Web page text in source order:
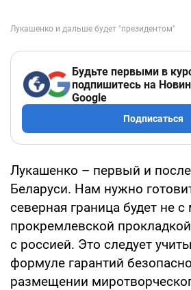
Будьте первыми в
подпишитесь на
Google
Подписаться
Лукашенко – первый и
Беларуси. Нам нужно
северная граница будет не
прокремлевской
с россией. Это следует
формуле гарантий
размещении